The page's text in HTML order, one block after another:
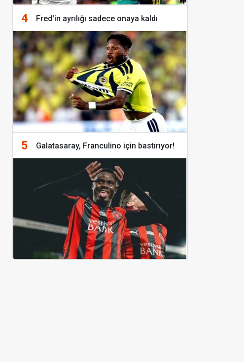
4 Fred'in ayrılığı sadece onaya kaldı
5 Galatasaray, Franculino için bastırıyor!